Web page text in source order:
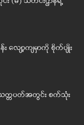
း လျော့ကျမှာကို စိုက်ပျိုး
တ္တပတ်အတွင်း စက်သုံး